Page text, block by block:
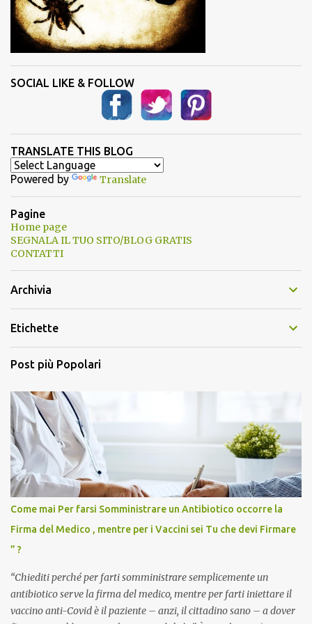
SOCIAL LIKE & FOLLOW
TRANSLATE THIS BLOG
Powered by Translate
Pagine
Home page
SEGNALA IL TUO SITO/BLOG GRATIS
CONTATTI
Archivia
Etichette
Post più Popolari
Come mai Per farsi Somministrare un Antibiotico occorre la
Firma del Medico , mentre per i Vaccini sei Tu che devi Firmare
” ?
“Chiediti perché per farti somministrare semplicemente un
antibiotico serve la firma del medico, mentre per farti iniettare il
vaccino anti-Covid è il paziente – anzi, il cittadino sano – a dover